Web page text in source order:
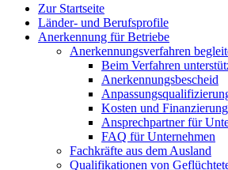
Zur Startseite
Länder- und Berufsprofile
Anerkennung für Betriebe
Anerkennungsverfahren
Beim Verfahren
Anerkennungsbescheid
Kosten und Finanzierung
Ansprechpartner für
FAQ für Unternehmen
Fachkräfte aus dem Ausland
Qualifikationen von